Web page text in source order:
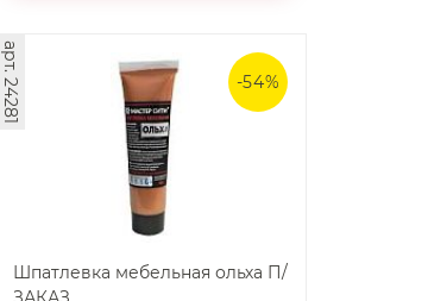
-54%
Шпатлевка мебельная ольха П/
арт. 24281